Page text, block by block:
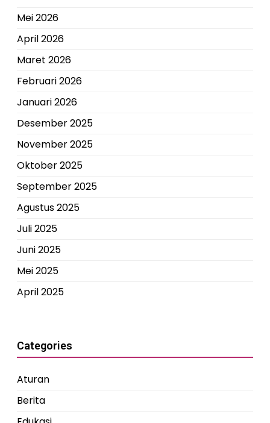
Mei 2026
April 2026
Maret 2026
Februari 2026
Januari 2026
Desember 2025
November 2025
Oktober 2025
September 2025
Agustus 2025
Juli 2025
Juni 2025
Mei 2025
April 2025
Categories
Aturan
Berita